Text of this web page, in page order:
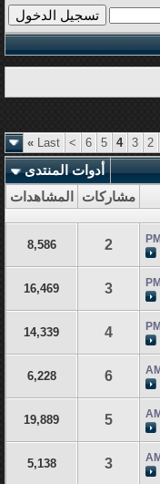
2
3
4
5
6
>
Last
»
أدوات المنتدى
مشاركات المشاهدات
2
8,586
3
16,469
4
14,339
6
6,228
5
19,889
3
5,138